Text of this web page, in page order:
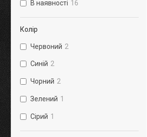
В наявності 16
Колір
Червоний 2
Синій 2
Чорний 2
Зелений 1
Сірий 1